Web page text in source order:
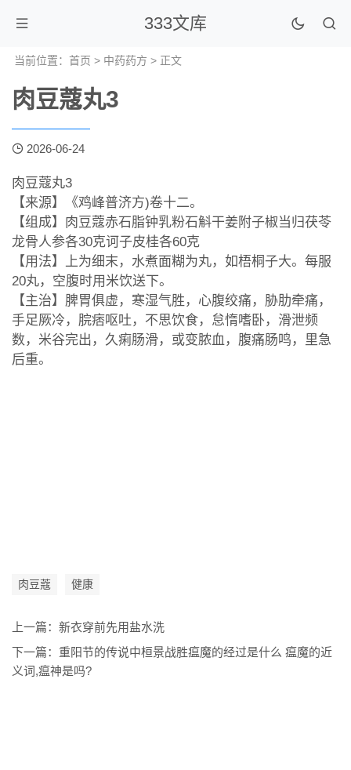
333文库
当前位置： 首页 > 中药药方 > 正文
肉豆蔻丸3
2026-06-24
肉豆蔻丸3
【来源】《鸡峰普济方)卷十二。
【组成】肉豆蔻赤石脂钟乳粉石斛干姜附子椒当归茯苓
龙骨人参各30克诃子皮桂各60克
【用法】上为细末，水煮面糊为丸，如梧桐子大。每服
20丸，空腹时用米饮送下。
【主治】脾胃俱虚，寒湿气胜，心腹绞痛，胁肋牵痛，
手足厥冷，脘痞呕吐，不思饮食，怠惰嗜卧，滑泄频
数，米谷完出，久痢肠滑，或变脓血，腹痛肠鸣，里急
后重。
肉豆蔻 健康
上一篇： 新衣穿前先用盐水洗
下一篇： 重阳节的传说中桓景战胜瘟魔的经过是什么 瘟魔的近
义词,瘟神是吗?